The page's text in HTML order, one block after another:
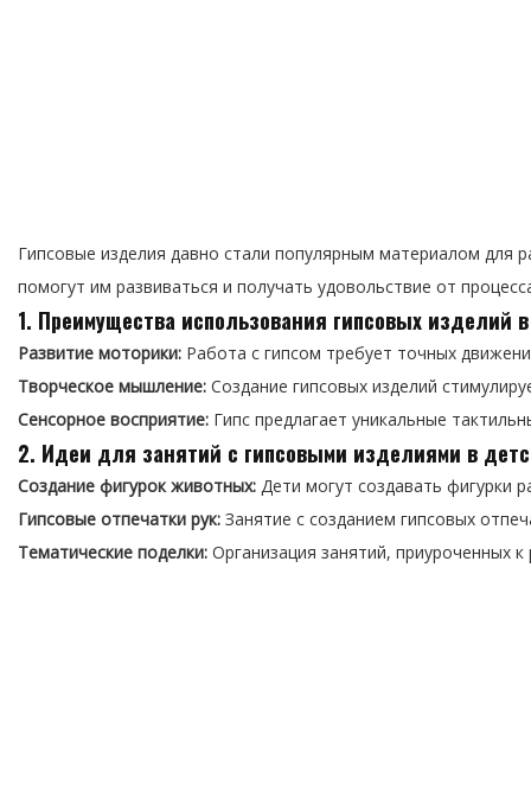
Гипсовые изделия давно стали популярным материалом для
помогут им развиваться и получать удовольствие от
1. Преимущества использования гипсовых изделий
Развитие моторики: Работа с гипсом требует точных
Творческое мышление: Создание гипсовых изделий
Сенсорное восприятие: Гипс предлагает уникальные
2. Идеи для занятий с гипсовыми изделиями в
Создание фигурок животных: Дети могут создавать фигурки
Гипсовые отпечатки рук: Занятие с созданием гипсовых
Тематические поделки: Организация занятий, приуроченных